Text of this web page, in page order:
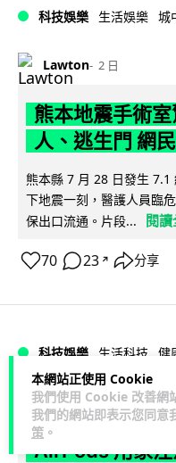
本網站正使用 Cookie
我們使用 Cookie 改善網
我們的網站即表示您同意
策 。
科技娛樂 生活娛樂 城
Lawton 2 日
熊本地震手術
人、逃生門 網
熊本縣 7 月 28 日發生
下地震一刻，醫護人員臨
保出口流通。片段...
閱
70 23 ↗ 分享
科技娛樂 生活科技 健
arthur 2 日
AirPods 用家注